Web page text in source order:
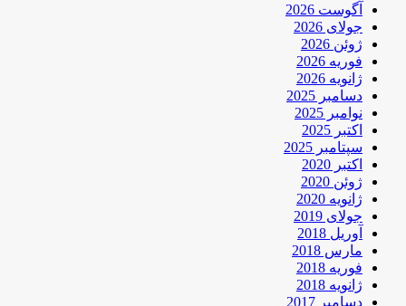
آگوست 2026
جولای 2026
ژوئن 2026
فوریه 2026
ژانویه 2026
دسامبر 2025
نوامبر 2025
اکتبر 2025
سپتامبر 2025
اکتبر 2020
ژوئن 2020
ژانویه 2020
جولای 2019
آوریل 2018
مارس 2018
فوریه 2018
ژانویه 2018
دسامبر 2017